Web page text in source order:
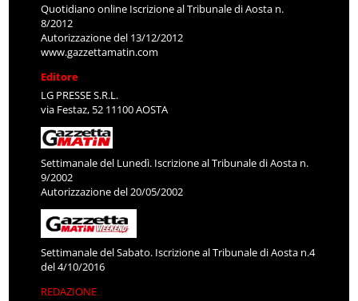
Quotidiano online Iscrizione al Tribunale di Aosta n.
8/2012
Autorizzazione del 13/12/2012
www.gazzettamatin.com
Editore
LG PRESSE S.R.L.
via Festaz, 52 11100 AOSTA
Settimanale del Lunedì. Iscrizione al Tribunale di Aosta n.
9/2002
Autorizzazione del 20/05/2002
Settimanale del Sabato. Iscrizione al Tribunale di Aosta n.4
del 4/10/2016
REDAZIONE